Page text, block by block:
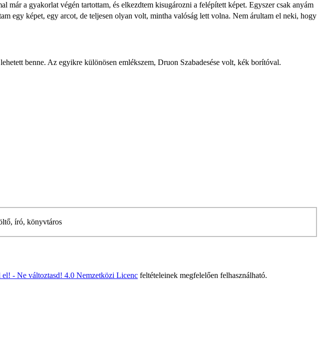
már a gyakorlat végén tartottam, és elkezdtem kisugározni a felépített képet. Egyszer csak anyám
egy képet, egy arcot, de teljesen olyan volt, mintha valóság lett volna. Nem árultam el neki, hogy
benne. Az egyikre különösen emlékszem, Druon Szabadesése volt, kék borítóval.
író, könyvtáros
- Ne változtasd! 4.0 Nemzetközi Licenc feltételeinek megfelelően felhasználható.